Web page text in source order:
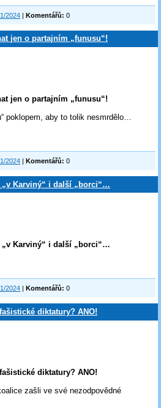
2024 |Komentářů: 0
jen o partajním „funusu“!
jen o partajním „funusu“!
poklopem, aby to tolik nesmrdělo…
2024 |Komentářů: 0
Karviný“ i další „borci“…
Karviný“ i další „borci“…
2024 Komentářů: 0
diktatury? ANO!
diktatury? ANO!
zašli ve své nezodpovědné